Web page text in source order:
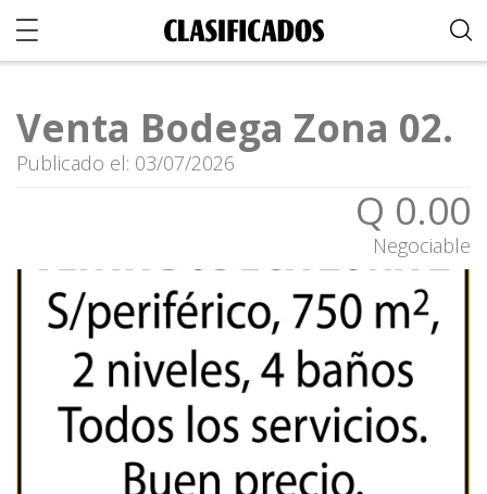
Venta Bodega Zona 02.
Publicado el: 03/07/2026
Q 0.00
Negociable